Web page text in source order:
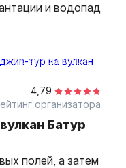
и водопад
на автомобиле
4,79
организатора
Батур
полей, а затем